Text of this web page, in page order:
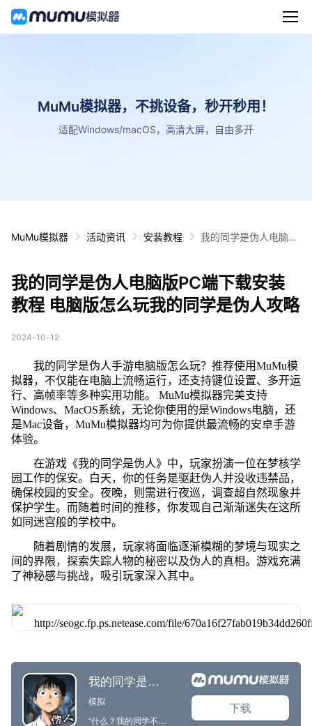
MuMu模拟器，不挑设备，秒开秒用！
适配Windows/macOS，高清大屏，自由多开
MuMu模拟器 活动资讯 安装教程
我的同学是伪人电脑版
伪人攻略
我的同学是伪人电脑版PC端下载安装
教程 电脑版怎么玩我的同学是伪人攻略
2024-10-12
我的同学是伪人手游电脑版怎么玩？推荐使用MuMu模
拟器，不仅能在电脑上流畅运行，还支持键位设置、多开运
行、高帧率等多种实用功能。 MuMu模拟器完美支持
Windows、MacOS系统，无论你使用的是Windows电脑，还
是Mac设备，MuMu模拟器均可为你提供最流畅的安卓手游
体验。
在游戏《我的同学是伪人》中，玩家扮演一位在梦核学
园工作的保安。白天，你的任务是驱赶伪人并没收违禁品，
确保校园的安全。夜晚，则需进行夜巡，调查超自然现象并
保护学生。而随着时间的推移，你发现自己渐渐迷失在这所
如同迷宫般的学校中。
随着剧情的发展，玩家将面临逐渐模糊的梦境与现实之
间的界限，探索失踪人物的秘密以及伪人的真相。游戏充满
了神秘感与挑战，吸引玩家深入其中。